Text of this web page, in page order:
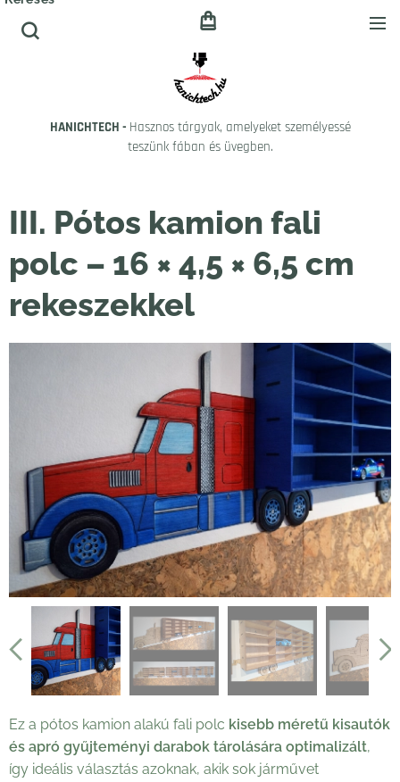
HANICHTECH - Hasznos tárgyak, amelyeket személyessé
teszünk fában és üvegben.
III. Pótos kamion fali
polc – 16 × 4,5 × 6,5 cm
rekeszekkel
Ez a pótos kamion alakú fali polc kisebb méretű kisautók
és apró gyűjteményi darabok tárolására optimalizált,
így ideális választás azoknak, akik sok járművet